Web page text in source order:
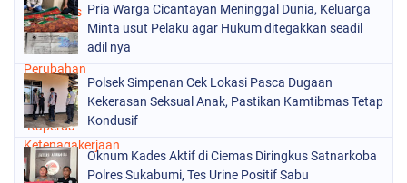
Pria Warga Cicantayan Meninggal Dunia, Keluarga
Minta usut Pelaku agar Hukum ditegakkan seadil
adil nya
Polsek Simpenan Cek Lokasi Pasca Dugaan
Kekerasan Seksual Anak, Pastikan Kamtibmas Tetap
Kondusif
Oknum Kades Aktif di Ciemas Diringkus Satnarkoba
Polres Sukabumi, Tes Urine Positif Sabu